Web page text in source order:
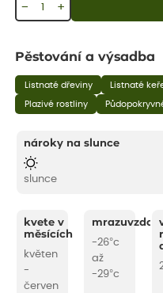
+
−
Pěstování a výsadba
Listnaté dřeviny Listnaté
Plazivé rostliny
nároky na slunce
slunce
kvete v
měsících
květen
-
červen
-26°c
až
-29°c